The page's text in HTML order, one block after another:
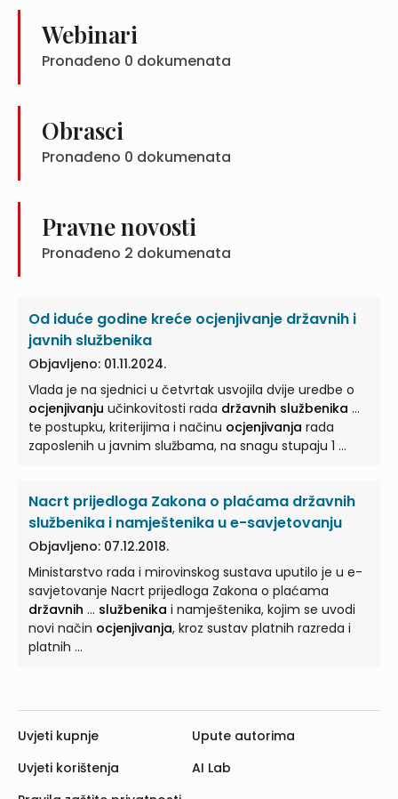
Webinari
Pronađeno 0 dokumenata
Obrasci
Pronađeno 0 dokumenata
Pravne novosti
Pronađeno 2 dokumenata
Od iduće godine kreće ocjenjivanje državnih i
javnih službenika
Objavljeno: 01.11.2024.
Vlada je na sjednici u četvrtak usvojila dvije uredbe o
ocjenjivanju učinkovitosti rada državnih službenika ...
te postupku, kriterijima i načinu ocjenjivanja rada
zaposlenih u javnim službama, na snagu stupaju 1 ...
Nacrt prijedloga Zakona o plaćama državnih
službenika i namještenika u e-savjetovanju
Objavljeno: 07.12.2018.
Ministarstvo rada i mirovinskog sustava uputilo je u e-
savjetovanje Nacrt prijedloga Zakona o plaćama
državnih ... službenika i namještenika, kojim se uvodi
novi način ocjenjivanja, kroz sustav platnih razreda i
platnih ...
Uvjeti kupnje
Uvjeti korištenja
Upute autorima
AI Lab